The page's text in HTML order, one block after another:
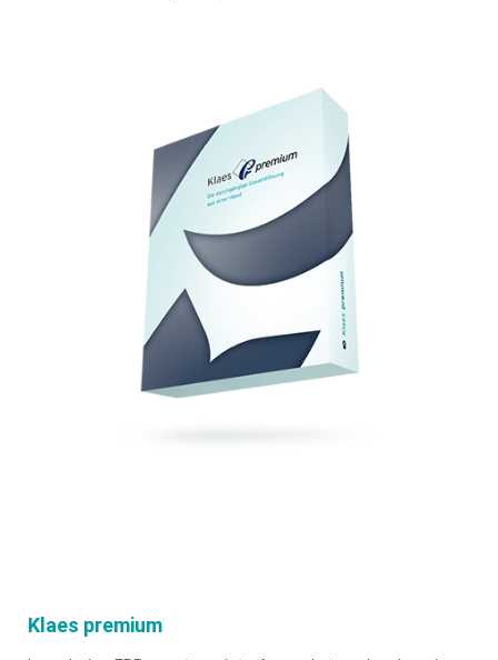
Klaes premium